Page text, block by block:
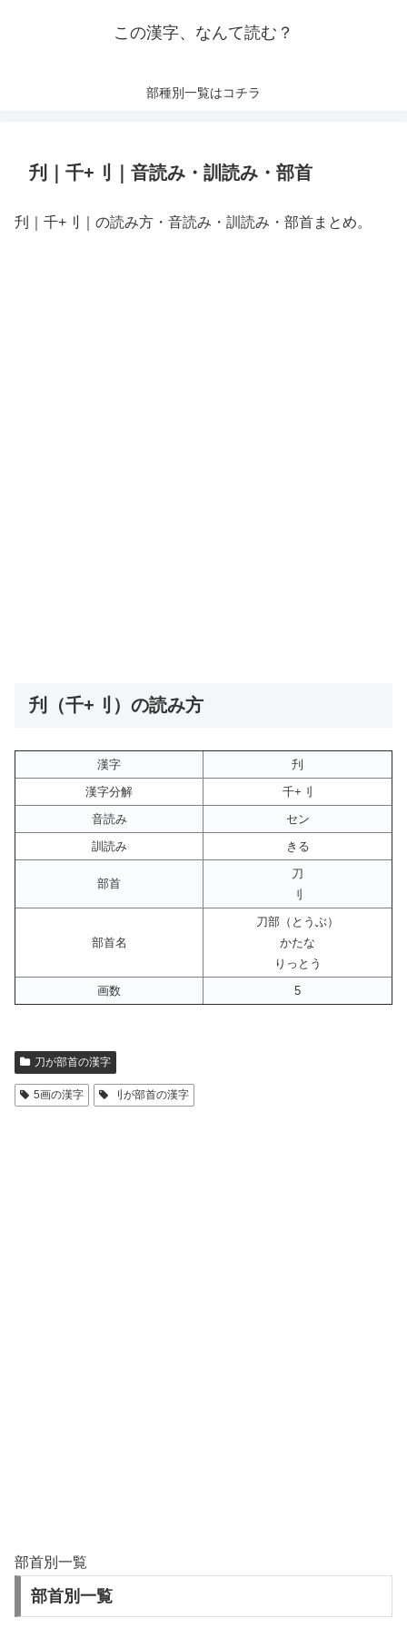
この漢字、なんて読む？
部種別一覧はコチラ
刋｜千+刂｜音読み・訓読み・部首
刋｜千+刂｜の読み方・音読み・訓読み・部首まとめ。
刋（千+刂）の読み方
漢字
刋
漢字分解
千+刂
音読み
セン
訓読み
きる
部首
刀
刂
部首名
刀部（とうぶ）
かたな
りっとう
画数
5
刀が部首の漢字
5画の漢字 刂が部首の漢字
部首別一覧
部首別一覧